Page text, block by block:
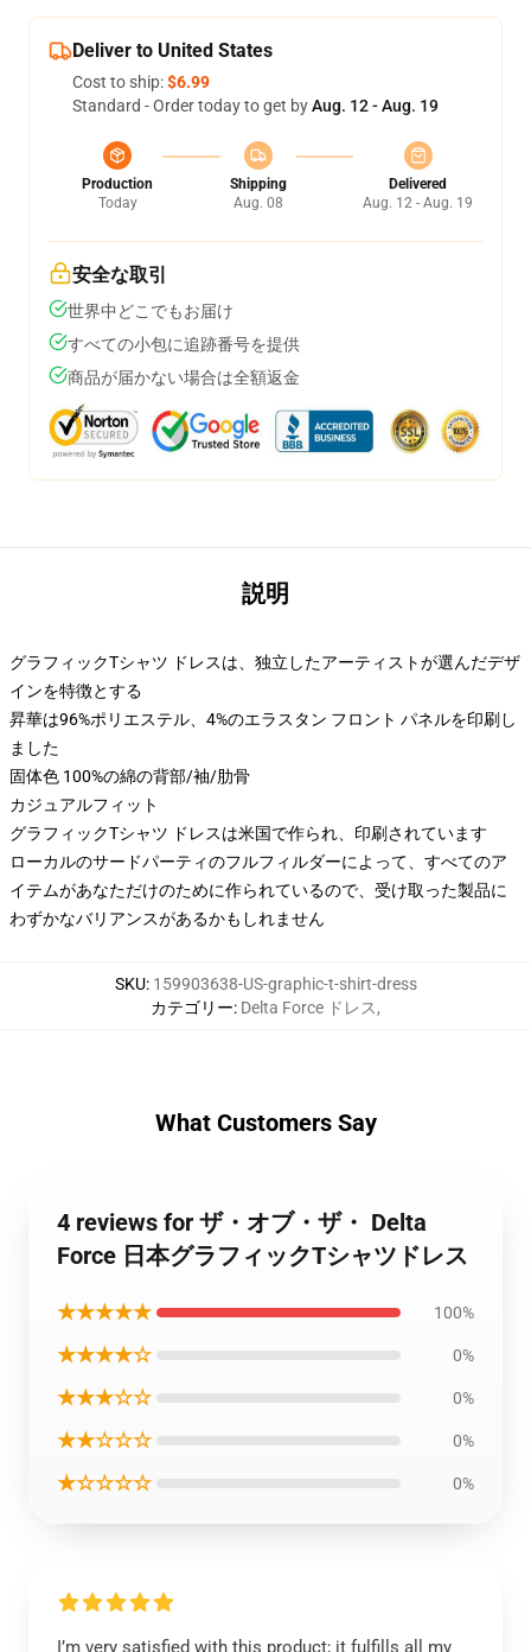
Deliver to United States
Cost to ship:$6.99
Standard - Order today to get byAug. 12 - Aug. 19
Production
Today
Shipping
Aug. 08
Delivered
Aug. 12 - Aug. 19
安全な取引
世界中どこでもお届け
すべての小包に追跡番号を提供
商品が届かない場合は全額返金
説明
グラフィックTシャツ ドレスは、独立したアーティストが選んだデザ
インを特徴とする
昇華は96%ポリエステル、4%のエラスタン フロント パネルを印刷し
ました
固体色 100%の綿の背部/袖/肋骨
カジュアルフィット
グラフィックTシャツ ドレスは米国で作られ、印刷されています
ローカルのサードパーティのフルフィルダーによって、すべてのア
イテムがあなただけのために作られているので、受け取った製品に
わずかなバリアンスがあるかもしれません
SKU: 159903638-US-graphic-t-shirt-dress
カテゴリー: Delta Force ドレス,
What Customers Say
4 reviews for ザ・オブ・ザ・ Delta
Force 日本グラフィックTシャツドレス
★★★★★ 100%
★★★★☆ 0%
★★★☆☆ 0%
★★☆☆☆ 0%
★☆☆☆☆ 0%
I’m very satisfied with this product; it fulfills all my